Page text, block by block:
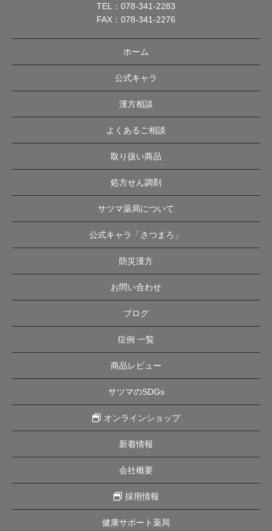
TEL： 078-341-2283
FAX：078-341-2276
ホーム
公式キャラ
漢方相談
よくあるご相談
取り扱い商品
処方せん調剤
サツマ薬局について
公式キャラ「さつまろ」
防災漢方
お問い合わせ
ブログ
症例 一覧
商品レビュー
サツマのSDGs
オンラインショップ
新着情報
会社概要
採用情報
健康サポート薬局